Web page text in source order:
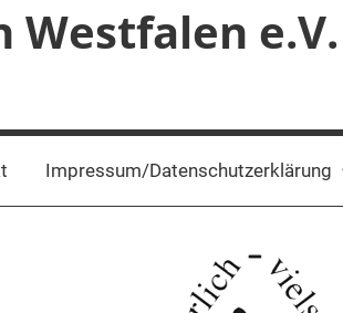
e.V.
Impressum/Datenschutzerklärung